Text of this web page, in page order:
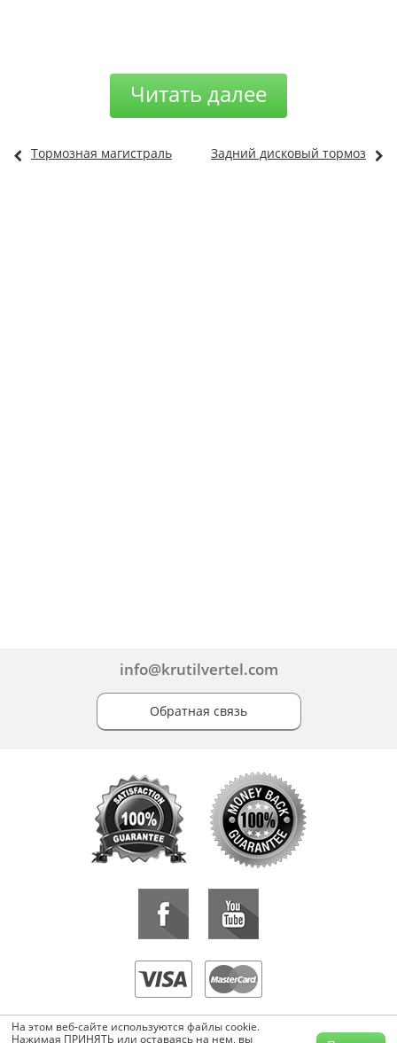
Читать далее
Тормозная магистраль Задний дисковый тормоз
info@krutilvertel.com
Обратная связь
«KrutilVertel» © 2015-2026 Все права защищены.
Копирование, перепечатка, либо использование материалов данной
На этом веб-сайте используются файлы cookie.
Нажимая ПРИНЯТЬ или оставаясь на нем, вы